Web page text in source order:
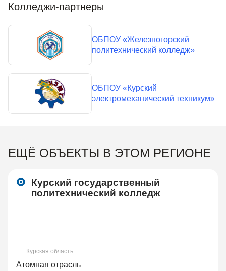
Колледжи-партнеры
ОБПОУ «Железногорский
политехнический колледж»
ОБПОУ «Курский
электромеханический техникум»
ЕЩЁ ОБЪЕКТЫ В ЭТОМ РЕГИОНЕ
Курский государственный
политехнический колледж
Курская область
Атомная отрасль